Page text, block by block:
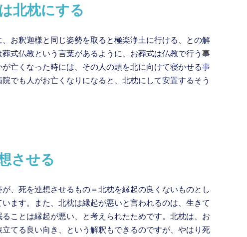
北枕にする
お釈迦様と同じ姿勢を取ると極楽浄土に行ける、との解
式仏教という言葉があるように、お葬式は仏教で行う事
亡くなった時には、その人の頭を北に向けて寝かせる事
でも人がお亡くなりになると、北枕にして安置するそう
させる
、死を連想させるもの＝北枕を縁起の良くないものとし
ます。また、北枕は縁起が悪いと言われるのは、生きて
ことは縁起が悪い、と考えられたためです。北枕は、お
てる良い向き、という解釈もできるのですが、やはり死